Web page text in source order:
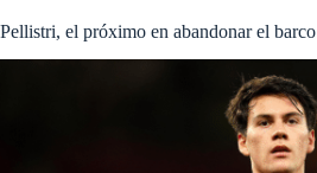
Pellistri, el próximo en abandonar el barco